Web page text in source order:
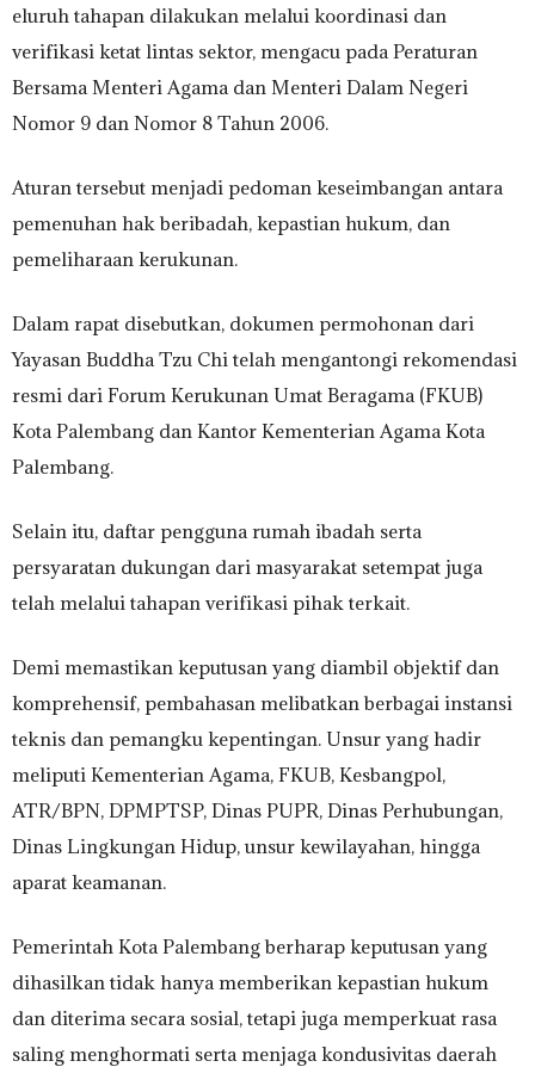
eluruh tahapan dilakukan melalui koordinasi dan
verifikasi ketat lintas sektor, mengacu pada Peraturan
Bersama Menteri Agama dan Menteri Dalam Negeri
Nomor 9 dan Nomor 8 Tahun 2006.
Aturan tersebut menjadi pedoman keseimbangan antara
pemenuhan hak beribadah, kepastian hukum, dan
pemeliharaan kerukunan.
Dalam rapat disebutkan, dokumen permohonan dari
Yayasan Buddha Tzu Chi telah mengantongi rekomendasi
resmi dari Forum Kerukunan Umat Beragama (FKUB)
Kota Palembang dan Kantor Kementerian Agama Kota
Palembang.
Selain itu, daftar pengguna rumah ibadah serta
persyaratan dukungan dari masyarakat setempat juga
telah melalui tahapan verifikasi pihak terkait.
Demi memastikan keputusan yang diambil objektif dan
komprehensif, pembahasan melibatkan berbagai instansi
teknis dan pemangku kepentingan. Unsur yang hadir
meliputi Kementerian Agama, FKUB, Kesbangpol,
ATR/BPN, DPMPTSP, Dinas PUPR, Dinas Perhubungan,
Dinas Lingkungan Hidup, unsur kewilayahan, hingga
aparat keamanan.
Pemerintah Kota Palembang berharap keputusan yang
dihasilkan tidak hanya memberikan kepastian hukum
dan diterima secara sosial, tetapi juga memperkuat rasa
saling menghormati serta menjaga kondusivitas daerah